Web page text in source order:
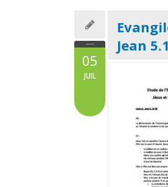
05
JUIL
Jean